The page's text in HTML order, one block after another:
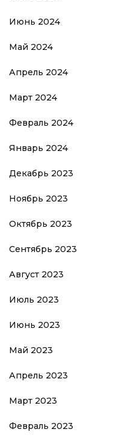
Июнь 2024
Май 2024
Апрель 2024
Март 2024
Февраль 2024
Январь 2024
Декабрь 2023
Ноябрь 2023
Октябрь 2023
Сентябрь 2023
Август 2023
Июль 2023
Июнь 2023
Май 2023
Апрель 2023
Март 2023
Февраль 2023